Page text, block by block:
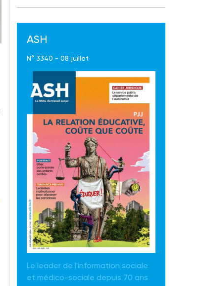
ASH
N° 3340 - 08 juillet
Le leader de l'information sociale
et médico-sociale depuis 70 ans